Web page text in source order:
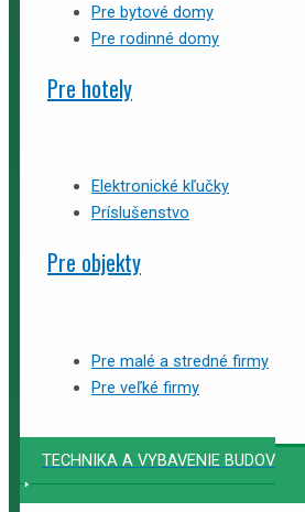
Pre bytové domy
Pre rodinné domy
Pre hotely
Elektronické kľučky
Príslušenstvo
Pre objekty
Pre malé a stredné firmy
Pre veľké firmy
TECHNIKA A VYBAVENIE BUDOV